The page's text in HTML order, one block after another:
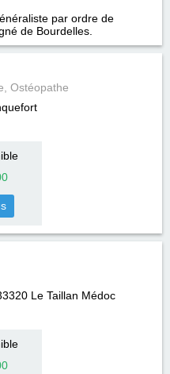
par ordre de
de Bourdelles.
Ostéopathe
Le Taillan Médoc